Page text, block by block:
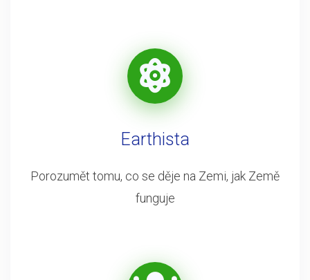
Earthista
Porozumět tomu, co se děje na Zemi, jak Země
funguje